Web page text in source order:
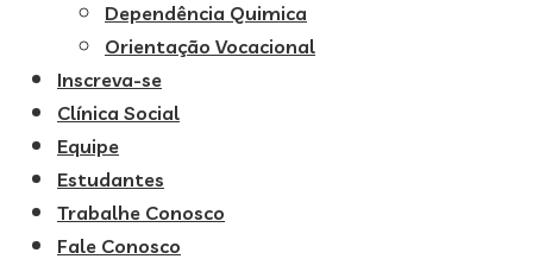
Dependência Quimica
Orientação Vocacional
Inscreva-se
Clínica Social
Equipe
Estudantes
Trabalhe Conosco
Fale Conosco